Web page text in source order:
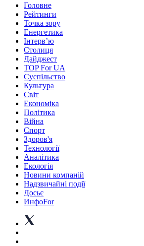
Головне
Рейтинги
Точка зору
Енергетика
Інтерв’ю
Столиця
Дайджест
TOP For UA
Суспiльство
Культура
Світ
Економіка
Політика
Війна
Спорт
Здоров'я
Технології
Аналітика
Екологія
Новини компаній
Надзвичайні події
Досьє
ИнфоFor